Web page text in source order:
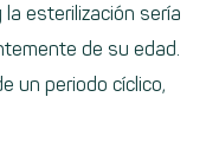
esterilización sería
de su edad.
un periodo cíclico,